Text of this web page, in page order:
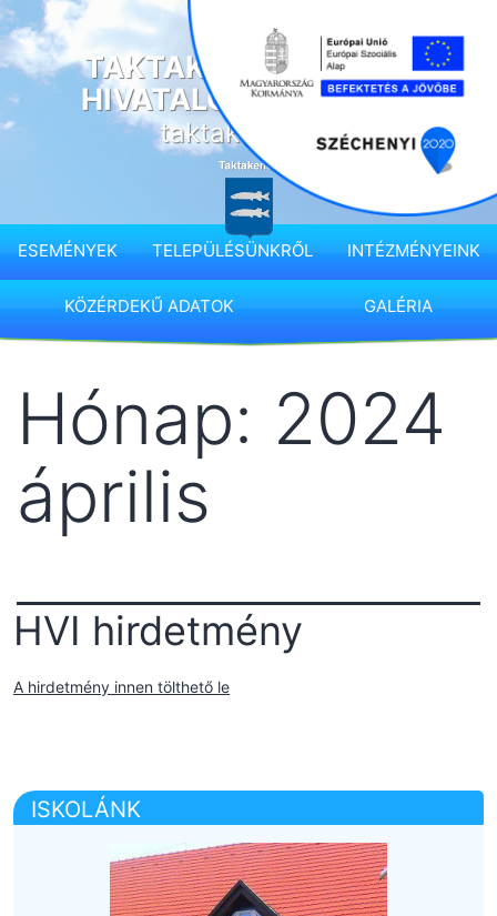
Ugrás
a
tartalomhozTAKTAKENÉZ KÖZSÉG
HIVATALOS HONLAPJA
taktakenez.hu
ESEMÉNYEK TELEPÜLÉSÜNKRŐL INTÉZMÉNYEINK
KÖZÉRDEKŰ ADATOK GALÉRIA
Hónap: 2024
április
HVI hirdetmény
A hirdetmény innen tölthető le
ISKOLÁNK